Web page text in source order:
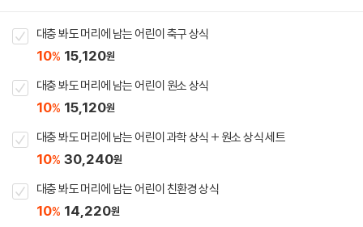
대충 봐도 머리에 남는 어린이 축구 상식
10% 15,120원
대충 봐도 머리에 남는 어린이 원소 상식
10% 15,120원
대충 봐도 머리에 남는 어린이 과학 상식 + 원소 상식 세트
10% 30,240원
대충 봐도 머리에 남는 어린이 친환경 상식
10% 14,220원